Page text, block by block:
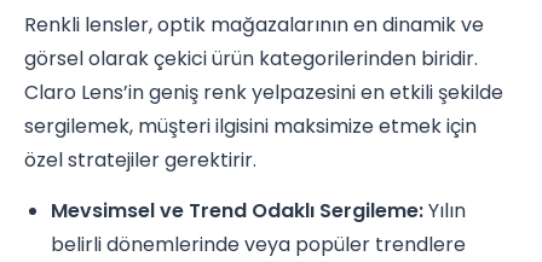
Renkli lensler, optik mağazalarının en dinamik ve
görsel olarak çekici ürün kategorilerinden biridir.
Claro Lens’in geniş renk yelpazesini en etkili şekilde
sergilemek, müşteri ilgisini maksimize etmek için
özel stratejiler gerektirir.
Mevsimsel ve Trend Odaklı Sergileme:Yılın
belirli dönemlerinde veya popüler trendlere